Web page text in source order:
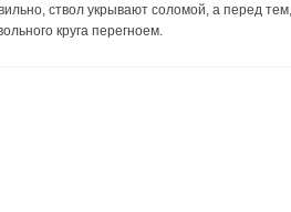
ствол укрывают соломой, а перед
круга перегноем.